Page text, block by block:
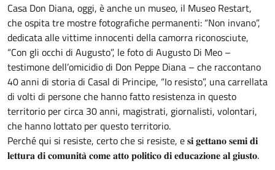
Casa Don Diana, oggi, è anche un museo, il Museo Restart,
che ospita tre mostre fotografiche permanenti: “Non invano”,
dedicata alle vittime innocenti della camorra riconosciute,
“Con gli occhi di Augusto”, le foto di Augusto Di Meo –
testimone dell’omicidio di Don Peppe Diana – che raccontano
40 anni di storia di Casal di Principe, “Io resisto”, una carrellata
di volti di persone che hanno fatto resistenza in questo
territorio per circa 30 anni, magistrati, giornalisti, volontari,
che hanno lottato per questo territorio.
Perché qui si resiste, certo che si resiste, e 𝐬𝐢 𝐠𝐞𝐭𝐭𝐚𝐧𝐨 𝐬𝐞𝐦𝐢 𝐝𝐢
𝐥𝐞𝐭𝐭𝐮𝐫𝐚 𝐝𝐢 𝐜𝐨𝐦𝐮𝐧𝐢𝐭𝐚̀ 𝐜𝐨𝐦𝐞 𝐚𝐭𝐭𝐨 𝐩𝐨𝐥𝐢𝐭𝐢𝐜𝐨 𝐝𝐢 𝐞𝐝𝐮𝐜𝐚𝐳𝐢𝐨𝐧𝐞 𝐚𝐥 𝐠𝐢𝐮𝐬𝐭𝐨.